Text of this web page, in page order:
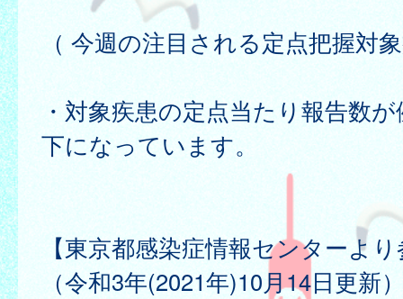
（ 今週の注目される定点把握対
・対象疾患の定点当たり報告数
下になっています。
【東京都感染症情報センターより
（令和3年(2021年)10月14日更新